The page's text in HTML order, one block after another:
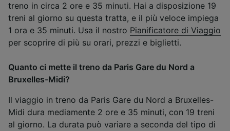
treno in circa 2 ore e 35 minuti. Hai a disposizione 19
treni al giorno su questa tratta, e il più veloce impiega
1 ora e 35 minuti. Usa il nostro Pianificatore di Viaggio
per scoprire di più su orari, prezzi e biglietti.
Quanto ci mette il treno da Paris Gare du Nord a
Bruxelles-Midi?
Il viaggio in treno da Paris Gare du Nord a Bruxelles-
Midi dura mediamente 2 ore e 35 minuti, con 19 treni
al giorno. La durata può variare a seconda del tipo di